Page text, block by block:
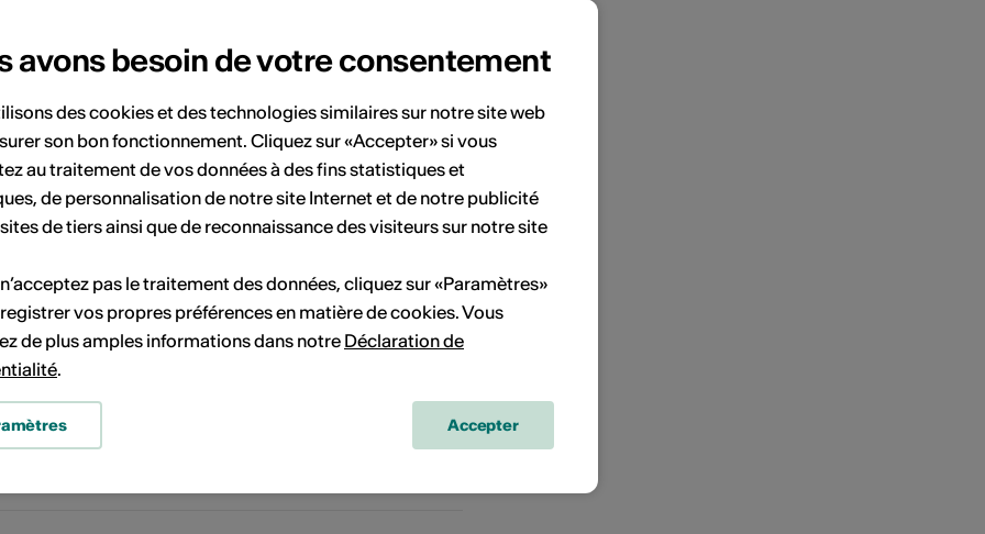
28 20 21 22 23 24 25 26
27 28 29 30 31
Pas de date de mise en œuvre
à votre calendrier.
avons besoin de votre consentement
des cookies et des technologies similaires sur notre site web
son bon fonctionnement. Cliquez sur «Accepter» si vous
au traitement de vos données à des fins statistiques et
de personnalisation de notre site Internet et de notre publicité
de tiers ainsi que de reconnaissance des visiteurs sur notre site
pas le traitement des données, cliquez sur «Paramètres»
vos propres préférences en matière de cookies. Vous
de plus amples informations dans notre Déclaration de
.
Accepter